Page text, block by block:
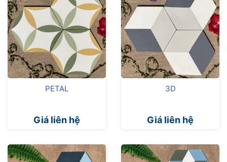
PETAL
Giá liên hệ
3D
Giá liên hệ